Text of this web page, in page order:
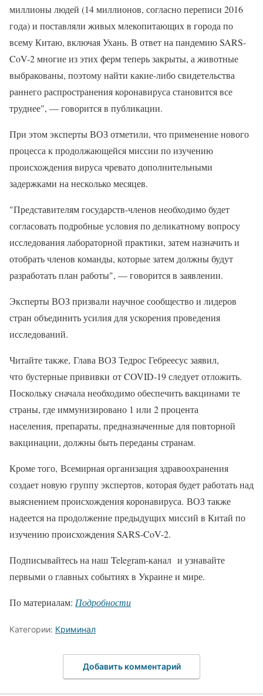
миллионы людей (14 миллионов, согласно переписи 2016
года) и поставляли живых млекопитающих в города по
всему Китаю, включая Ухань. В ответ на пандемию SARS-
CoV-2 многие из этих ферм теперь закрыты, а животные
выбракованы, поэтому найти какие-либо свидетельства
раннего распространения коронавируса становится все
труднее", — говорится в публикации.
При этом эксперты ВОЗ отметили, что применение нового
процесса к продолжающейся миссии по изучению
происхождения вируса чревато дополнительными
задержками на несколько месяцев.
"Представителям государств-членов необходимо будет
согласовать подробные условия по деликатному вопросу
исследования лабораторной практики, затем назначить и
отобрать членов команды, которые затем должны будут
разработать план работы", — говорится в заявлении.
Эксперты ВОЗ призвали научное сообщество и лидеров
стран объединить усилия для ускорения проведения
исследований.
Читайте также, Глава ВОЗ Тедрос Гебреесус заявил,
что бустерные прививки от COVID-19 следует отложить.
Поскольку сначала необходимо обеспечить вакцинами те
страны, где иммунизировано 1 или 2 процента
населения, препараты, предназначенные для повторной
вакцинации, должны быть переданы странам.
Кроме того, Всемирная организация здравоохранения
создает новую группу экспертов, которая будет работать над
выяснением происхождения коронавируса. ВОЗ также
надеется на продолжение предыдущих миссий в Китай по
изучению происхождения SARS-CoV-2.
Подписывайтесь на наш Telegram-канал и узнавайте
первыми о главных событиях в Украине и мире.
По материалам: Подробности
Категории: Криминал
Добавить комментарий